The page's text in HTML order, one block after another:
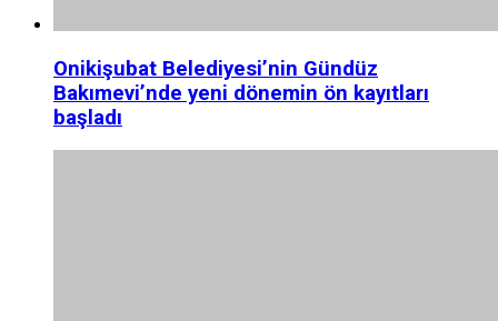
Onikişubat Belediyesi’nin Gündüz
Bakımevi’nde yeni dönemin ön kayıtları
başladı